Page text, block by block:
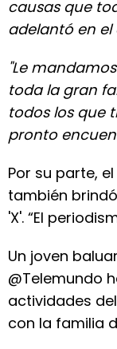
causas que
adelantó en el
"Le
toda la gran
todos los que
pronto
Por su parte,
también
'X'. “El
Un joven
@Telemundo
actividades
con la familia